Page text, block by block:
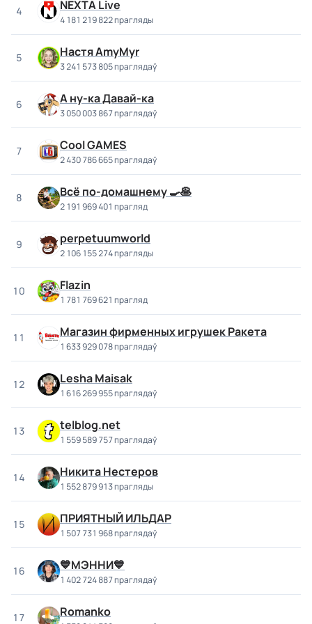
4 NEXTA Live
4 181 219 822 прагляды
5 Настя AmyMyr
3 241 573 805 праглядаў
6 А ну-ка Давай-ка
3 050 003 867 праглядаў
7 Cool GAMES
2 430 786 665 праглядаў
8 Всё по-домашнему 🍳🥞
2 191 969 401 прагляд
9 perpetuumworld
2 106 155 274 прагляды
10 Flazin
1 781 769 621 прагляд
11 Магазин фирменных игрушек Ракета
1 633 929 078 праглядаў
12 Lesha Maisak
1 616 269 955 праглядаў
13 telblog.net
1 559 589 757 праглядаў
14 Никита Нестеров
1 552 879 913 прагляды
15 ПРИЯТНЫЙ ИЛЬДАР
1 507 731 968 праглядаў
16 💙МЭННИ💙
1 402 724 887 праглядаў
17 Romanko